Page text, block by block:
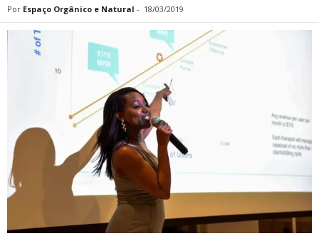
Por Espaço Orgânico e Natural - 18/03/2019